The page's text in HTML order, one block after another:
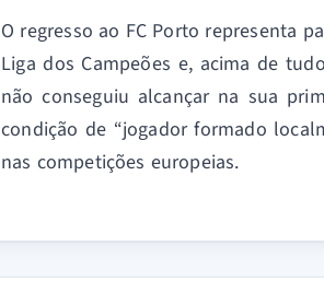
O regresso ao FC Porto representa
Liga dos Campeões e, acima de
não conseguiu alcançar na sua
condição de “jogador formado
nas competições europeias.